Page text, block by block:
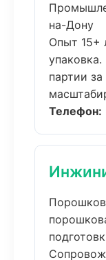
на-Дону
Опыт 15+
партии
Телефон: